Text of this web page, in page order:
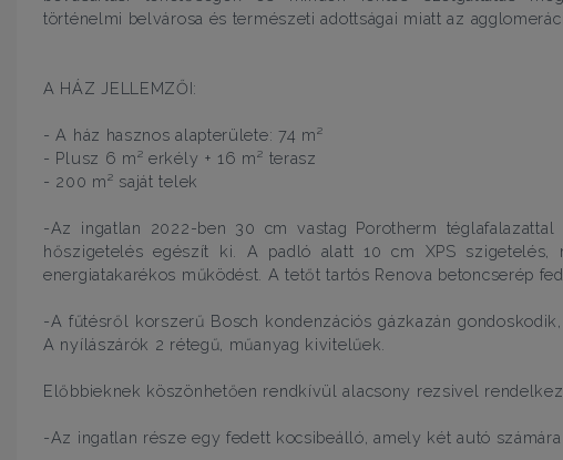
történelmi belvárosa és természeti adottságai miatt az
A HÁZ JELLEMZŐI:
- A ház hasznos alapterülete: 74 m²
- Plusz 6 m² erkély + 16 m² terasz
- 200 m² saját telek
-Az ingatlan 2022-ben 30 cm vastag Porotherm
hőszigetelés egészít ki. A padló alatt 10 cm XPS
energiatakarékos működést. A tetőt tartós Renova betoncserép
-A fűtésről korszerű Bosch kondenzációs gázkazán
A nyílászárók 2 rétegű, műanyag kivitelűek.
Előbbieknek köszönhetően rendkívül alacsony rezsivel
-Az ingatlan része egy fedett kocsibeálló, amely két autó